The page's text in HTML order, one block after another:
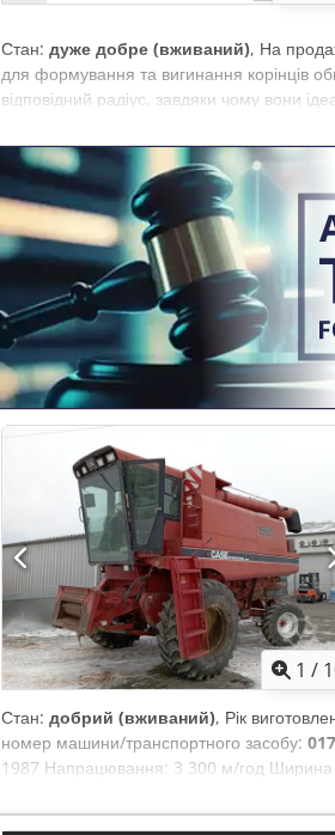
Стан: дуже добре (вживаний), На
для формування та вигинання корінців
відповідний радіус, завдяки чому вони
регульованими вальцями, що дозволяє
конструкція забезпечує високу точність
Case Bender / машина для формування
вальців Chedpfx Aasziwnbs Eea
вживана Застосування: виробництво книг у
підприємства, виробництво альбомів,
1 /
Стан: добрий (вживаний), Рік
номер машини/транспортного засобу:
1987 Напрацювання: 3 300 м/год Ширина